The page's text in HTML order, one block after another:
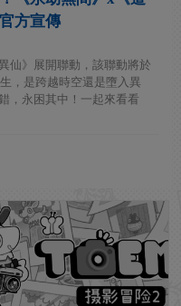
方宣傳
仙》展開聯動，該聯動將於
，是跨越時空還是墮入異
，永困其中！一起來看看